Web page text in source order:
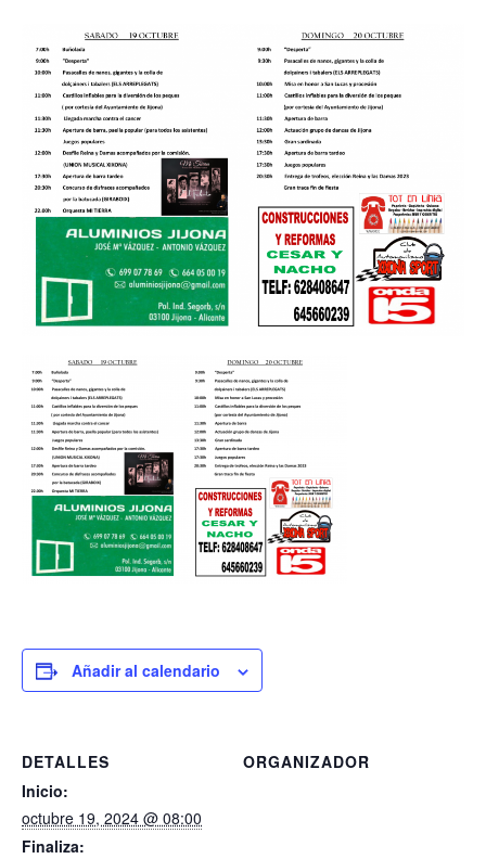
Añadir al calendario
DETALLES
Inicio:
octubre 19, 2024 @ 08:00
Finaliza:
ORGANIZADOR